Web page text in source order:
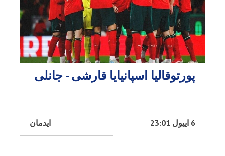
پورتوقالیا اسپانیایا قارشی - جانلی
ایدمان 6 اییول 23:01